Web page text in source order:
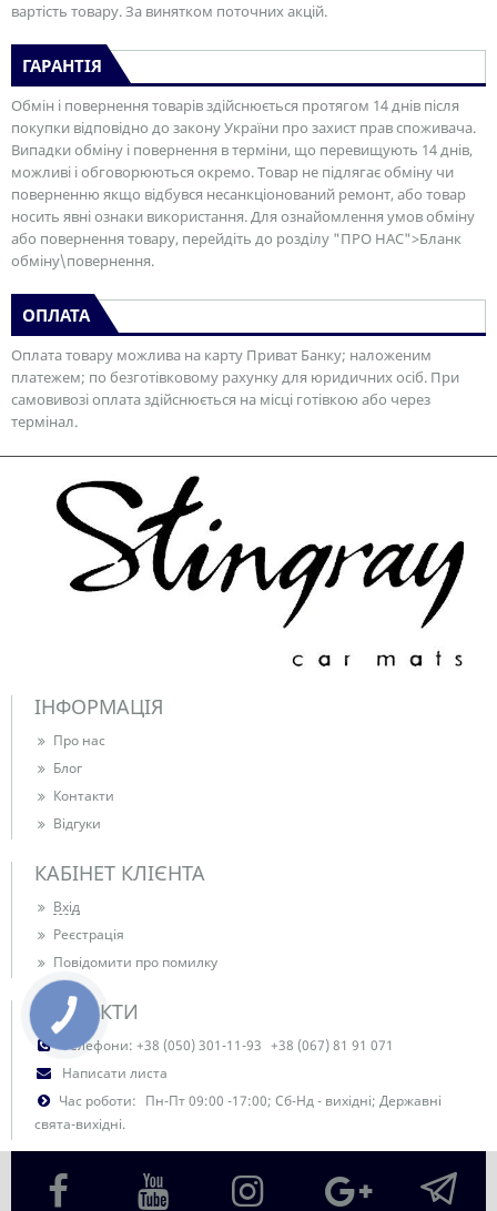
вартість товару. За винятком поточних акцій.
ГАРАНТІЯ
Обмін і повернення товарів здійснюється протягом 14 днів після
покупки відповідно до закону України про захист прав споживача.
Випадки обміну і повернення в терміни, що перевищують 14 днів,
можливі і обговорюються окремо. Товар не підлягає обміну чи
поверненню якщо відбувся несанкціонований ремонт, або товар
носить явні ознаки використання. Для ознайомлення умов обміну
або повернення товару, перейдіть до розділу "ПРО НАС">Бланк
обміну\повернення.
ОПЛАТА
Оплата товару можлива на карту Приват Банку; наложеним
платежем; по безготівковому рахунку для юридичних осіб. При
самовивозі оплата здійснюється на місці готівкою або через
термінал.
ІНФОРМАЦІЯ
Про нас
Блог
Контакти
Відгуки
КАБІНЕТ КЛІЄНТА
Вхід
Реєстрація
Повідомити про помилку
КОНТАКТИ
Телефони: +38 (050) 301-11-93 +38 (067) 81 91 071
Написати листа
Час роботи: Пн-Пт 09:00 -17:00; Сб-Нд - вихідні; Державні
свята-вихідні.